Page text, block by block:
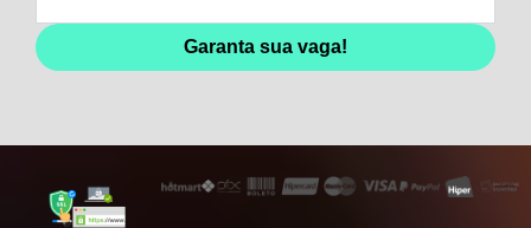
Garanta sua vaga!